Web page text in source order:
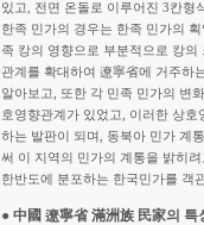
있고, 전면 온돌로 이루어진 3칸형
한족 민가의 경우는 한족 민가의
족 캉의 영향으로 부분적으로 캉
관계를 확대하여 遼寧省에 거주하
알아보고, 또한 각 민족 민가의 변
호영향관계가 있었고, 이러한 상
하는 발판이 되며, 동북아 민가 계
써 이 지역의 민가의 계통을 밝히
한반도에 분포하는 한국민가를 객
● 中國 遼寧省 滿洲族 民家의